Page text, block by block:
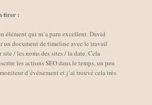
tirer :
élément qui m’a paru excellent. David
un document de timeline avec le travail
site / les noms des sites / la date. Cela
les actions SEO dans le temps, un peu
d’événement et j’ai trouvé cela très